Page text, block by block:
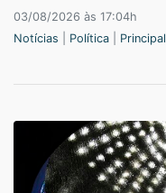
03/08/2026 às 17:04h
Notícias
Política Principal